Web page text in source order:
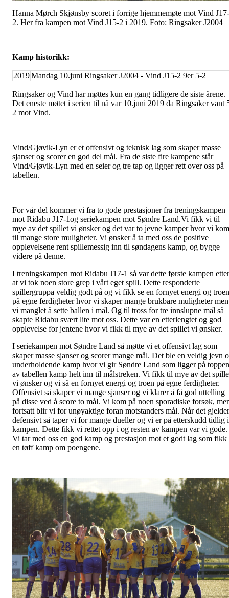
Hanna Mørch Skjønsby scoret i forrige hjemmemøte mot Vind J17-
2. Her fra kampen mot Vind J15-2 i 2019. Foto: Ringsaker J2004
Kamp historikk:
2019Mandag 10.juni Ringsaker J2004 - Vind J15-2 9er 5-2
Ringsaker og Vind har møttes kun en gang tidligere de siste årene.
Det eneste møtet i serien til nå var 10.juni 2019 da Ringsaker vant
2 mot Vind.
Vind/Gjøvik-Lyn er et offensivt og teknisk lag som skaper masse
sjanser og scorer en god del mål. Fra de siste fire kampene står
Vind/Gjøvik-Lyn med en seier og tre tap og ligger rett over oss på
tabellen.
For vår del kommer vi fra to gode prestasjoner fra treningskampen
mot Ridabu J17-1og seriekampen mot Søndre Land.Vi fikk vi til
mye av det spillet vi ønsker og det var to jevne kamper hvor vi kom
til mange store muligheter. Vi ønsker å ta med oss de positive
opplevelsene rent spillemessig inn til søndagens kamp, og bygge
videre på denne.
I treningskampen mot Ridabu J17-1 så var dette første kampen etter
at vi tok noen store grep i vårt eget spill. Dette responderte
spillergruppa veldig godt på og vi fikk se en fornyet energi og troen
på egne ferdigheter hvor vi skaper mange brukbare muligheter men
vi manglet å sette ballen i mål. Og til tross for tre innslupne mål så
skapte Ridabu svært lite mot oss. Dette var en etterlengtet og god
opplevelse for jentene hvor vi fikk til mye av det spillet vi ønsker.
I seriekampen mot Søndre Land så møtte vi et offensivt lag som
skaper masse sjanser og scorer mange mål. Det ble en veldig jevn
underholdende kamp hvor vi gir Søndre Land som ligger på toppen
av tabellen kamp helt inn til målstreken. Vi fikk til mye av det
vi ønsker og vi så en fornyet energi og troen på egne ferdigheter.
Offensivt så skaper vi mange sjanser og vi klarer å få god uttelling
på disse ved å score to mål. Vi kom på noen sporadiske forsøk,
fortsatt blir vi for unøyaktige foran motstanders mål. Når det gjelder
defensivt så taper vi for mange dueller og vi er på etterskudd tidlig i
kampen. Dette fikk vi rettet opp i og resten av kampen var vi gode.
Vi tar med oss en god kamp og prestasjon mot et godt lag som fikk
en tøff kamp om poengene.